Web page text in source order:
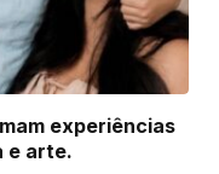
experiências
e arte.